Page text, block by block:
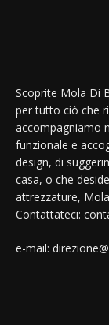
Scoprite Mola Di
per tutto ciò che
accompagniamo
funzionale e
design, di
casa, o che
attrezzature,
Contattateci:
e-mail: